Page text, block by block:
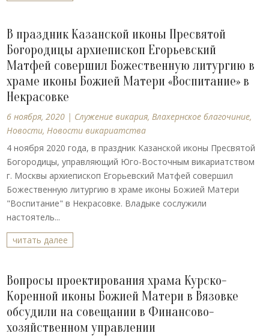
В праздник Казанской иконы Пресвятой
Богородицы архиепископ Егорьевский
Матфей совершил Божественную литургию в
храме иконы Божией Матери «Воспитание» в
Некрасовке
6 ноября, 2020 | Cлужение викария,Влахернское благочиние,
Новости,Новости викариатства
4 ноября 2020 года, в праздник Казанской иконы Пресвятой
Богородицы, управляющий Юго-Восточным викариатством
г. Москвы архиепископ Егорьевский Матфей совершил
Божественную литургию в храме иконы Божией Матери
"Воспитание" в Некрасовке. Владыке сослужили
настоятель...
читать далее
Вопросы проектирования храма Курско-
Коренной иконы Божией Матери в Вязовке
обсудили на совещании в Финансово-
хозяйственном управлении